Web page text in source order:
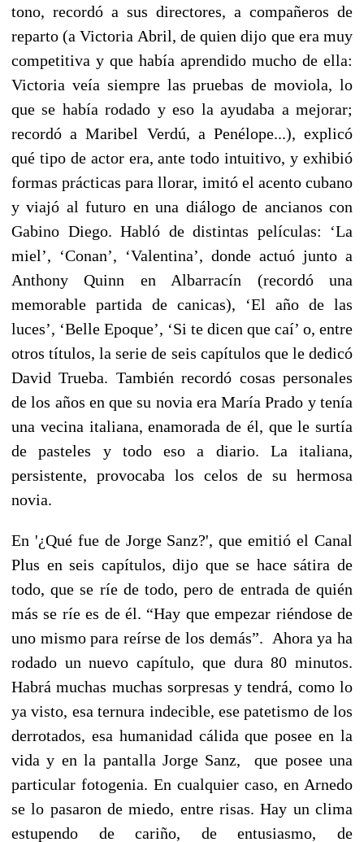
tono, recordó a sus directores, a compañeros de
reparto (a Victoria Abril, de quien dijo que era muy
competitiva y que había aprendido mucho de ella:
Victoria veía siempre las pruebas de moviola, lo
que se había rodado y eso la ayudaba a mejorar;
recordó a Maribel Verdú, a Penélope...), explicó
qué tipo de actor era, ante todo intuitivo, y exhibió
formas prácticas para llorar, imitó el acento cubano
y viajó al futuro en una diálogo de ancianos con
Gabino Diego. Habló de distintas películas: ‘La
miel’, ‘Conan’, ‘Valentina’, donde actuó junto a
Anthony Quinn en Albarracín (recordó una
memorable partida de canicas), ‘El año de las
luces’, ‘Belle Epoque’, ‘Si te dicen que caí’ o, entre
otros títulos, la serie de seis capítulos que le dedicó
David Trueba. También recordó cosas personales
de los años en que su novia era María Prado y tenía
una vecina italiana, enamorada de él, que le surtía
de pasteles y todo eso a diario. La italiana,
persistente, provocaba los celos de su hermosa
novia.
En '¿Qué fue de Jorge Sanz?', que emitió el Canal
Plus en seis capítulos, dijo que se hace sátira de
todo, que se ríe de todo, pero de entrada de quién
más se ríe es de él. “Hay que empezar riéndose de
uno mismo para reírse de los demás”. Ahora ya ha
rodado un nuevo capítulo, que dura 80 minutos.
Habrá muchas muchas sorpresas y tendrá, como lo
ya visto, esa ternura indecible, ese patetismo de los
derrotados, esa humanidad cálida que posee en la
vida y en la pantalla Jorge Sanz, que posee una
particular fotogenia. En cualquier caso, en Arnedo
se lo pasaron de miedo, entre risas. Hay un clima
estupendo de cariño, de entusiasmo, de